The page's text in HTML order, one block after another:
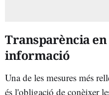
Transparència
informació
Una de les mesures més
és l'obligació de conèixer